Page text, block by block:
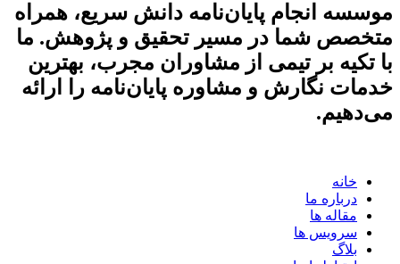
موسسه انجام پایان‌نامه دانش سریع، همراه
متخصص شما در مسیر تحقیق و پژوهش. ما
با تکیه بر تیمی از مشاوران مجرب، بهترین
خدمات نگارش و مشاوره پایان‌نامه را ارائه
می‌دهیم.
خانه
درباره ما
مقاله ها
سرویس ها
بلاگ